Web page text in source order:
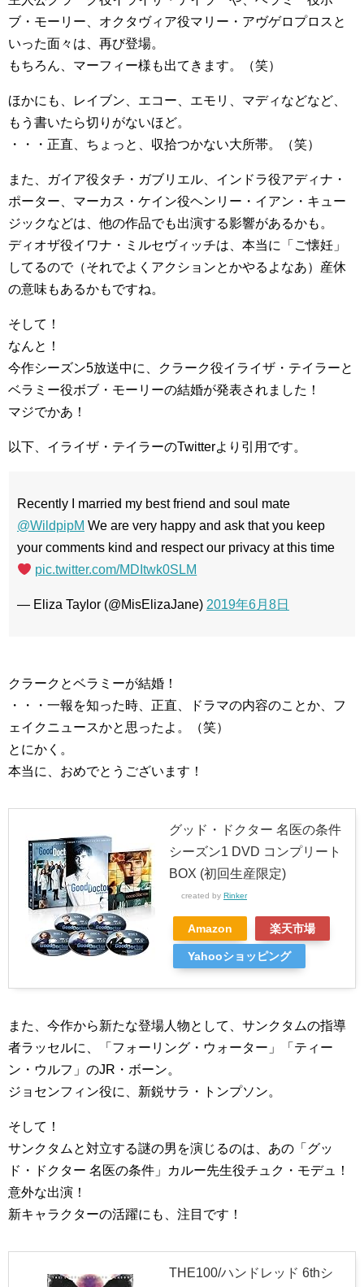
ブ・モーリー、オクタヴィア役マリー・アヴゲロプロスと
いった面々は、再び登場。
もちろん、マーフィー様も出てきます。（笑）
ほかにも、レイブン、エコー、エモリ、マディなどなど、
もう書いたら切りがないほど。
・・・正直、ちょっと、収拾つかない大所帯。（笑）
また、ガイア役タチ・ガブリエル、インドラ役アディナ・
ポーター、マーカス・ケイン役ヘンリー・イアン・キュー
ジックなどは、他の作品でも出演する影響があるかも。
ディオザ役イワナ・ミルセヴィッチは、本当に「ご懐妊」
してるので（それでよくアクションとかやるよなあ）産休
の意味もあるかもですね。
そして！
なんと！
今作シーズン5放送中に、クラーク役イライザ・テイラーと
ベラミー役ボブ・モーリーの結婚が発表されました！
マジでかあ！
以下、イライザ・テイラーのTwitterより引用です。
Recently I married my best friend and soul mate
@WildpipM We are very happy and ask that you keep
your comments kind and respect our privacy at this time
pic.twitter.com/MDItwk0SLM
— Eliza Taylor (@MisElizaJane) 2019年6月8日
クラークとベラミーが結婚！
・・・一報を知った時、正直、ドラマの内容のことか、フ
ェイクニュースかと思ったよ。（笑）
とにかく。
本当に、おめでとうございます！
グッド・ドクター 名医の条件
シーズン1 DVD コンプリート
BOX (初回生産限定)
created by Rinker
Amazon 楽天市場
Yahooショッピング
また、今作から新たな登場人物として、サンクタムの指導
者ラッセルに、「フォーリング・ウォーター」「ティー
ン・ウルフ」のJR・ボーン。
ジョセンフィン役に、新鋭サラ・トンプソン。
そして！
サンクタムと対立する謎の男を演じるのは、あの「グッ
ド・ドクター 名医の条件」カルー先生役チュク・モデュ！
意外な出演！
新キャラクターの活躍にも、注目です！
THE100/ハンドレッド 6thシ